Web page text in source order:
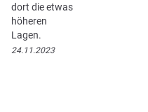
dort die etwas
höheren
Lagen.
24.11.2023